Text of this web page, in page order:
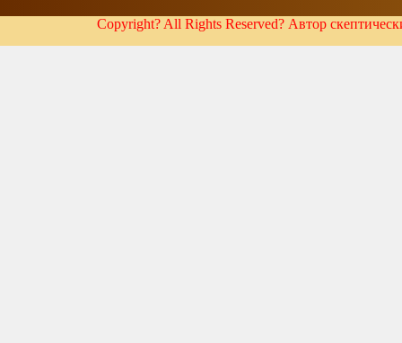
Copyright? All Rights Reserved? Автор